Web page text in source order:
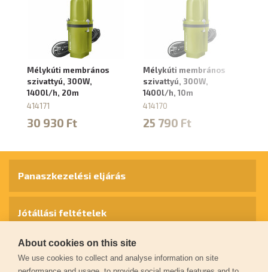
Mélykúti membrános
szivattyú, 300W,
1400l/h, 20m
414171
30 930 Ft
Mélykúti membrános
szivattyú, 300W,
1400l/h, 10m
414170
25 790 Ft
Panaszkezelési eljárás
Jótállási feltételek
Személyes adatok védelme
About cookies on this site
We use cookies to collect and analyse information on site